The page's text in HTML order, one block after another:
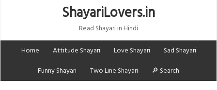
ShayariLovers.in
Read Shayari in Hindi
Home
Attitude Shayari Love Shayari
Sad Shayari
Funny Shayari
Two Line Shayari 🔎 Search